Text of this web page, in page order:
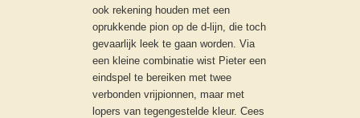
ook rekening houden met een
oprukkende pion op de d-lijn, die toch
gevaarlijk leek te gaan worden. Via
een kleine combinatie wist Pieter een
eindspel te bereiken met twee
verbonden vrijpionnen, maar met
lopers van tegengestelde kleur. Cees